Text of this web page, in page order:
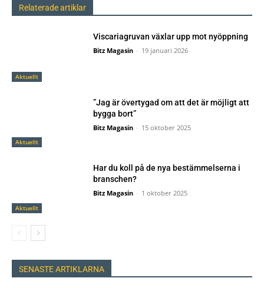
Relaterade artiklar
Aktuellt
Viscariagruvan växlar upp mot nyöppning
Bitz Magasin - 19 januari 2026
Aktuellt
”Jag är övertygad om att det är möjligt att
bygga bort”
Bitz Magasin - 15 oktober 2025
Aktuellt
Har du koll på de nya bestämmelserna i
branschen?
Bitz Magasin - 1 oktober 2025
SENASTE ARTIKLARNA